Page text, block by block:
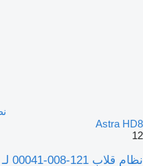
Astra HD8
12
نظام قلاب 121-008-00041 لـ الشاحنات Astra HD8